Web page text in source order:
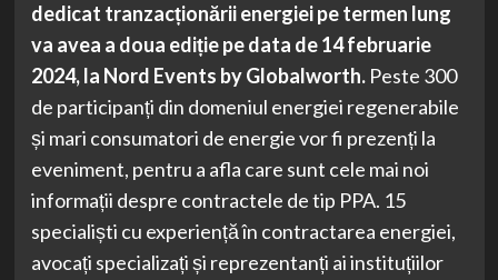
dedicat tranzacționării energiei pe termen lung
va avea a doua ediție pe data de 14 februarie
2024, la Nord Events by Globalworth.Peste 300
de participanți din domeniul energiei regenerabile
și mari consumatori de energie vor fi prezenți la
eveniment, pentru a afla care sunt cele mai noi
informații despre contractele de tip PPA. 15
specialiști cu experiență în contractarea energiei,
avocați specializați și reprezentanți ai instituțiilor